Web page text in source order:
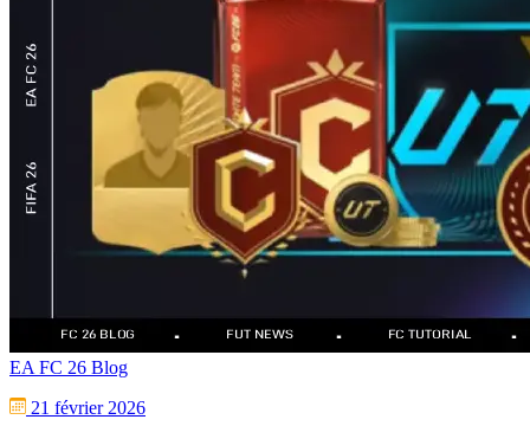
EA FC 26 Blog
21 février 2026